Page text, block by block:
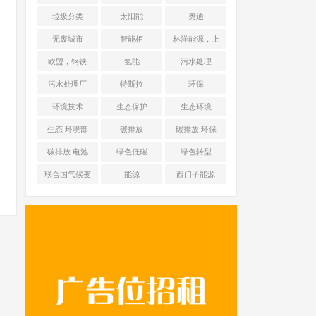
能源 光伏+储能
垃圾分类 太阳能 奥迪
无废城市 智能柜 林洋能源，上
海舜华新能源
欧盟，钢铁 氢能 污水处理
污水处理厂 特斯拉 环保
环境技术 生态保护 生态环境
生态 环境部 碳排放 碳排放 环保
碳排放 电池 绿色低碳 绿色转型
联合国气候变 能源 西门子能源